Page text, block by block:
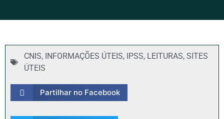
CNIS, INFORMAÇÕES ÚTEIS, IPSS, LEITURAS, SITES
ÚTEIS
Partilhar no Facebook